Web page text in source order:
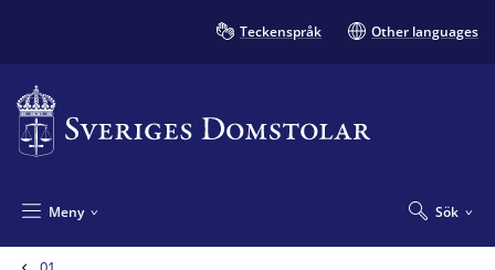
Teckenspråk Other languages
Sök
Meny